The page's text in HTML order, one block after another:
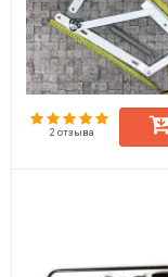
2 отзыва